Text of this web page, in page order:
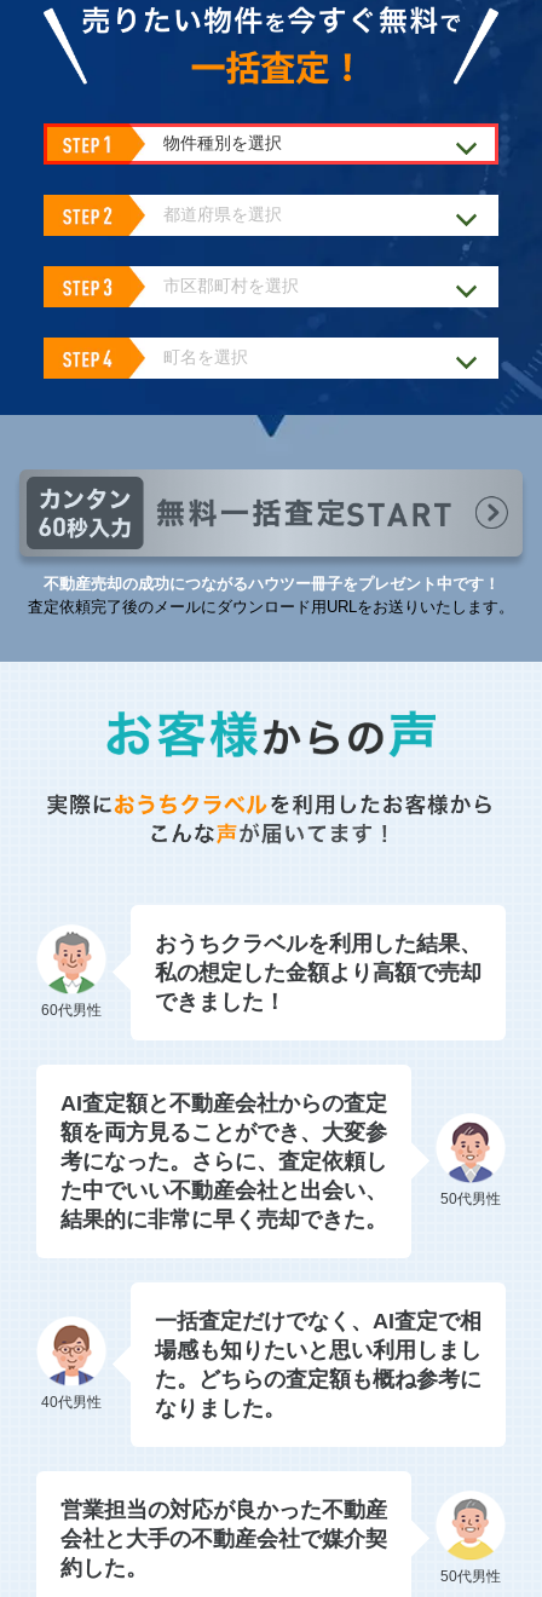
不動産売却の成功につながるハウツー冊子をプレゼント中です！
査定依頼完了後のメールにダウンロード用URLをお送りいたします。
おうちクラベルを利用した結果、
私の想定した金額より高額で売却
できました！
60代男性
AI査定額と不動産会社からの査定
額を両方見ることができ、大変参
考になった。さらに、査定依頼し
た中でいい不動産会社と出会い、
結果的に非常に早く売却できた。
50代男性
一括査定だけでなく、AI査定で相
場感も知りたいと思い利用しまし
た。どちらの査定額も概ね参考に
なりました。
40代男性
営業担当の対応が良かった不動産
会社と大手の不動産会社で媒介契
約した。
50代男性